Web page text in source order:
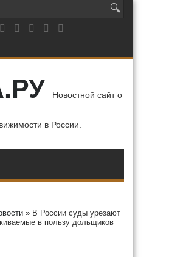
Новостной сайт о
в России.
» В России суды урезают
в пользу дольщиков